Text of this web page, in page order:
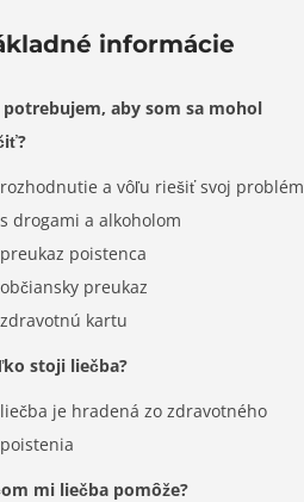
informácie
potrebujem, aby som sa mohol
rozhodnutie a vôľu riešiť svoj problém
s drogami a alkoholom
preukaz poistenca
občiansky preukaz
zdravotnú kartu
stoji liečba?
liečba je hradená zo zdravotného
poistenia
mi liečba pomôže?